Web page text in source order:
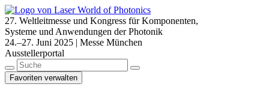
27. Weltleitmesse und Kongress für Komponenten,
Systeme und Anwendungen der Photonik
24.–27. Juni 2025 | Messe München
Ausstellerportal
Favoriten verwalten